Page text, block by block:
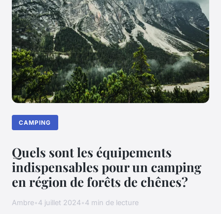
CAMPING
Quels sont les équipements
indispensables pour un camping
en région de forêts de chênes?
Ambre•4 juillet 2024•4 min de lecture